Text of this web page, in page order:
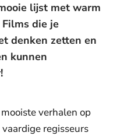
lijst met warm
die je
denken zetten en
kunnen
verhalen op
regisseurs